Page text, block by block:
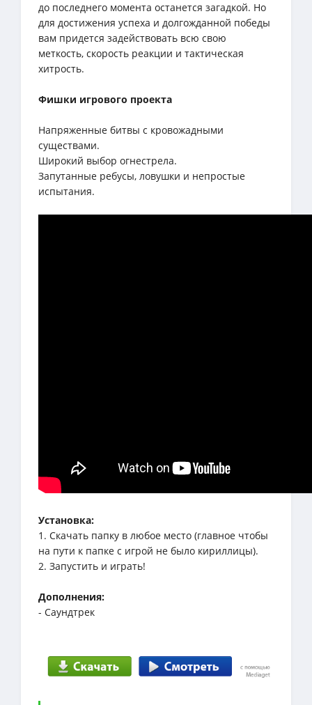
до последнего момента останется загадкой. Но
для достижения успеха и долгожданной победы
вам придется задействовать всю свою
меткость, скорость реакции и тактическая
хитрость.
Фишки игрового проекта
Напряженные битвы с кровожадными
существами.
Широкий выбор огнестрела.
Запутанные ребусы, ловушки и непростые
испытания.
Установка:
1. Скачать папку в любое место (главное чтобы
на пути к папке с игрой не было кириллицы).
2. Запустить и играть!
Дополнения:
- Саундтрек